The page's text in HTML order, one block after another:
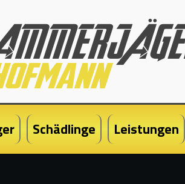
Schädlinge Leistungen